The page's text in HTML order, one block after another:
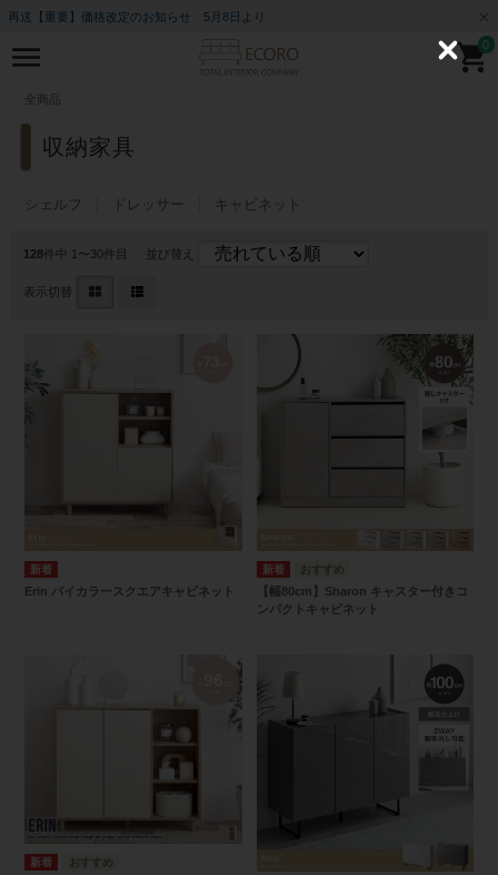
再送【重要】価格改定のお知らせ 5月8日より
0
全商品
収納家具
シェルフ ドレッサー キャビネット
128件中 1〜30件目 並び替え
表示切替
Erin バイカラースクエアキャビネット
【幅80cm】Sharon キャスター付きコ
ンパクトキャビネット
C